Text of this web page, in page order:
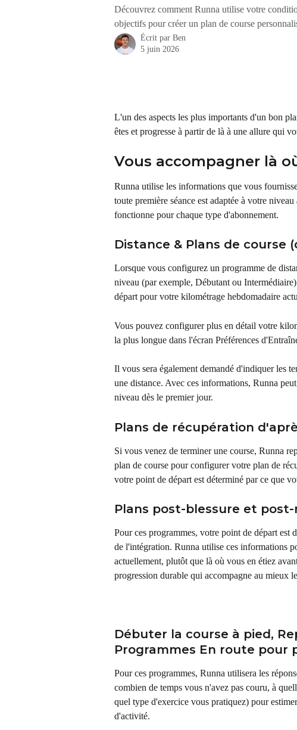
Découvrez comment Runna utilise votre
objectifs pour créer un plan de course
Écrit par Ben
5 juin 2026
L'un des aspects les plus importants d'un bon
êtes et progresse à partir de là à une allure qui
Vous accompagner là
Runna utilise les informations que vous
toute première séance est adaptée à votre
fonctionne pour chaque type d'abonnement.
Distance & Plans de course
Lorsque vous configurez un programme de
niveau (par exemple, Débutant ou
départ pour votre kilométrage hebdomadaire
Vous pouvez configurer plus en détail votre
la plus longue dans l'écran Préférences
Il vous sera également demandé d'indiquer les
une distance. Avec ces informations, Runna
niveau dès le premier jour.
Plans de récupération
Si vous venez de terminer une course, Runna
plan de course pour configurer votre plan de
votre point de départ est déterminé par ce que
Plans post-blessure et
Pour ces programmes, votre point de départ est
de l'intégration. Runna utilise ces informations
actuellement, plutôt que là où vous en étiez
progression durable qui accompagne au mieux
Débuter la course à pied,
Programmes En route pour
Pour ces programmes, Runna utilisera les
combien de temps vous n'avez pas couru, à
quel type d'exercice vous pratiquez) pour
d'activité.